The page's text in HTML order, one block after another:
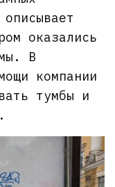
оказались
В
компании
тумбы и